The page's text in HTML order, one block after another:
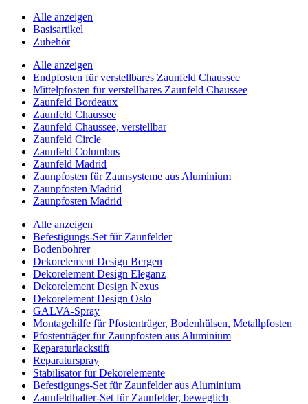
Alle anzeigen
Basisartikel
Zubehör
Alle anzeigen
Endpfosten für verstellbares Zaunfeld Chaussee
Mittelpfosten für verstellbares Zaunfeld Chaussee
Zaunfeld Bordeaux
Zaunfeld Chaussee
Zaunfeld Chaussee, verstellbar
Zaunfeld Circle
Zaunfeld Columbus
Zaunfeld Madrid
Zaunpfosten für Zaunsysteme aus Aluminium
Zaunpfosten Madrid
Zaunpfosten Madrid
Alle anzeigen
Befestigungs-Set für Zaunfelder
Bodenbohrer
Dekorelement Design Bergen
Dekorelement Design Eleganz
Dekorelement Design Nexus
Dekorelement Design Oslo
GALVA-Spray
Montagehilfe für Pfostenträger, Bodenhülsen, Metallpfosten
Pfostenträger für Zaunpfosten aus Aluminium
Reparaturlackstift
Reparaturspray
Stabilisator für Dekorelemente
Befestigungs-Set für Zaunfelder aus Aluminium
Zaunfeldhalter-Set für Zaunfelder, beweglich